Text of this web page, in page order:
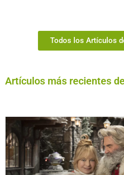
Todos los Artículos
Artículos más recientes